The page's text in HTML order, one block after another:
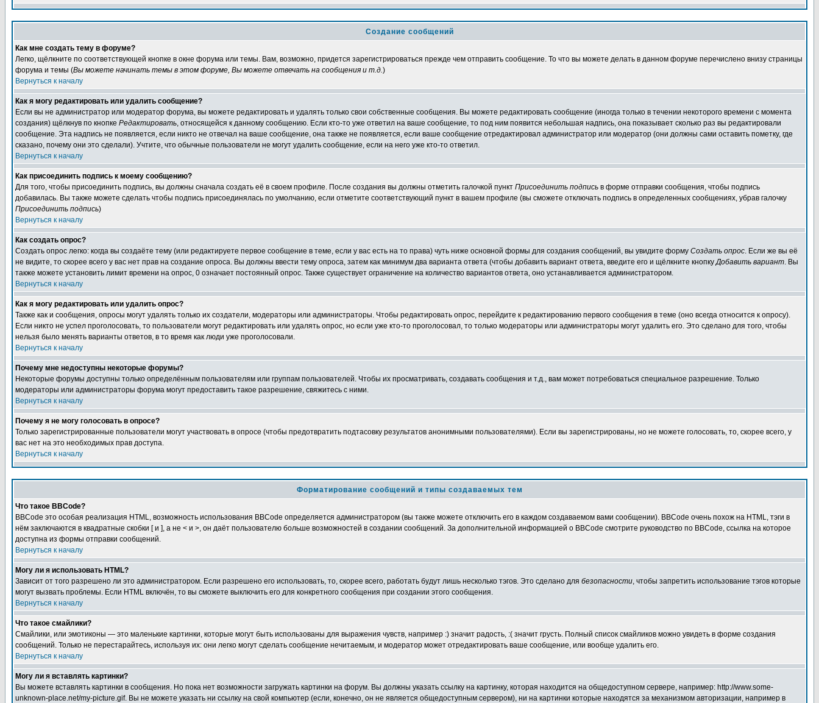
Создание сообщений
Как мне создать тему в форуме?
Легко, щёлкните по соответствующей кнопке в окне форума или темы. Вам, возможно, придется зарегистрироваться прежде чем отправить сообщение. То что вы можете делать в данном форуме перечислено внизу страницы
форума и темы (Вы можете начинать темы в этом форуме, Вы можете отвечать на сообщения и т.д.)
Вернуться к началу
Как я могу редактировать или удалить сообщение?
Если вы не администратор или модератор форума, вы можете редактировать и удалять только свои собственные сообщения. Вы можете редактировать сообщение (иногда только в течении некоторого времени с момента
создания) щёлкнув по кнопке Редактировать, относящейся к данному сообщению. Если кто-то уже ответил на ваше сообщение, то под ним появится небольшая надпись, она показывает сколько раз вы редактировали
сообщение. Эта надпись не появляется, если никто не отвечал на ваше сообщение, она также не появляется, если ваше сообщение отредактировал администратор или модератор (они должны сами оставить пометку, где
сказано, почему они это сделали). Учтите, что обычные пользователи не могут удалить сообщение, если на него уже кто-то ответил.
Вернуться к началу
Как присоединить подпись к моему сообщению?
Для того, чтобы присоединить подпись, вы должны сначала создать её в своем профиле. После создания вы должны отметить галочкой пункт Присоединить подпись в форме отправки сообщения, чтобы подпись
добавилась. Вы также можете сделать чтобы подпись присоединялась по умолчанию, если отметите соответствующий пункт в вашем профиле (вы сможете отключать подпись в определенных сообщениях, убрав галочку
Присоединить подпись)
Вернуться к началу
Как создать опрос?
Создать опрос легко: когда вы создаёте тему (или редактируете первое сообщение в теме, если у вас есть на то права) чуть ниже основной формы для создания сообщений, вы увидите форму Создать опрос. Если же вы её
не видите, то скорее всего у вас нет прав на создание опроса. Вы должны ввести тему опроса, затем как минимум два варианта ответа (чтобы добавить вариант ответа, введите его и щёлкните кнопкуДобавить вариант. Вы
также можете установить лимит времени на опрос, 0 означает постоянный опрос. Также существует ограничение на количество вариантов ответа, оно устанавливается администратором.
Вернуться к началу
Как я могу редактировать или удалить опрос?
Также как и сообщения, опросы могут удалять только их создатели, модераторы или администраторы. Чтобы редактировать опрос, перейдите к редактированию первого сообщения в теме (оно всегда относится к опросу).
Если никто не успел проголосовать, то пользователи могут редактировать или удалять опрос, но если уже кто-то проголосовал, то только модераторы или администраторы могут удалить его. Это сделано для того, чтобы
нельзя было менять варианты ответов, в то время как люди уже проголосовали.
Вернуться к началу
Почему мне недоступны некоторые форумы?
Некоторые форумы доступны только определённым пользователям или группам пользователей. Чтобы их просматривать, создавать сообщения и т.д., вам может потребоваться специальное разрешение. Только
модераторы или администраторы форума могут предоставить такое разрешение, свяжитесь с ними.
Вернуться к началу
Почему я не могу голосовать в опросе?
Только зарегистрированные пользователи могут участвовать в опросе (чтобы предотвратить подтасовку результатов анонимными пользователями). Если вы зарегистрированы, но не можете голосовать, то, скорее всего, у
вас нет на это необходимых прав доступа.
Вернуться к началу
Форматирование сообщений и типы создаваемых тем
Что такое BBCode?
BBCode это особая реализация HTML, возможность использования BBCode определяется администратором (вы также можете отключить его в каждом создаваемом вами сообщении). BBCode очень похож на HTML, тэги в
нём заключаются в квадратные скобки [ и ], а не < и >, он даёт пользователю больше возможностей в создании сообщений. За дополнительной информацией о BBCode смотрите руководство по BBCode, ссылка на которое
доступна из формы отправки сообщений.
Вернуться к началу
Могу ли я использовать HTML?
Зависит от того разрешено ли это администратором. Если разрешено его использовать, то, скорее всего, работать будут лишь несколько тэгов. Это сделано для безопасности, чтобы запретить использование тэгов которые
могут вызвать проблемы. Если HTML включён, то вы сможете выключить его для конкретного сообщения при создании этого сообщения.
Вернуться к началу
Что такое смайлики?
Смайлики, или эмотиконы — это маленькие картинки, которые могут быть использованы для выражения чувств, например :) значит радость, :( значит грусть. Полный список смайликов можно увидеть в форме создания
сообщений. Только не перестарайтесь, используя их: они легко могут сделать сообщение нечитаемым, и модератор может отредактировать ваше сообщение, или вообще удалить его.
Вернуться к началу
Могу ли я вставлять картинки?
Вы можете вставлять картинки в сообщения. Но пока нет возможности загружать картинки на форум. Вы должны указать ссылку на картинку, которая находится на общедоступном сервере, например: http://www.some-
unknown-place.net/my-picture.gif. Вы не можете указать ни ссылку на свой компьютер (если, конечно, он не является общедоступным сервером), ни на картинки которые находятся за механизмом авторизации, например в